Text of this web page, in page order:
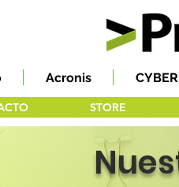
Acronis
STORE